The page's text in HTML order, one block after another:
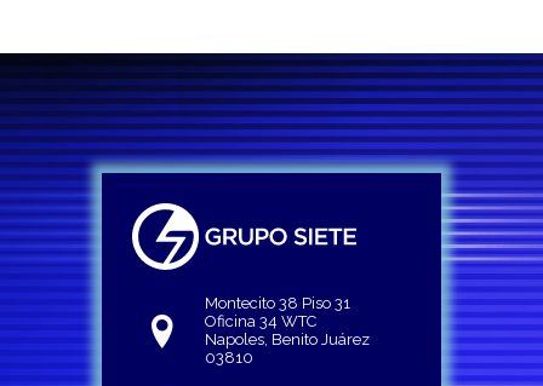
Montecito 38 Piso 31
Oficina 34 WTC
Napoles, Benito Juárez
03810